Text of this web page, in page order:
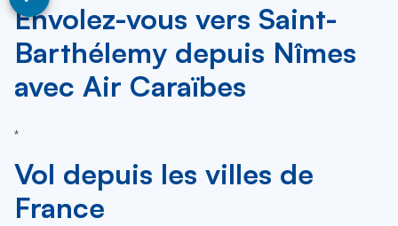
Envolez-vous vers Saint-
Barthélemy depuis Nîmes
avec Air Caraïbes
*
Vol depuis les villes de
France